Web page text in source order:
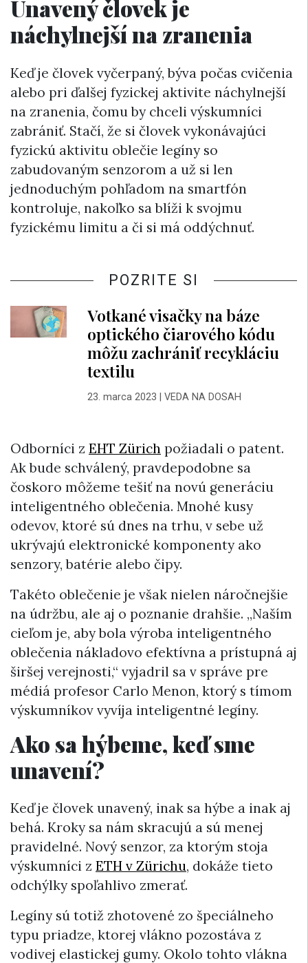
Unavený človek je
náchylnejší na zranenia
Keď je človek vyčerpaný, býva počas cvičenia
alebo pri ďalšej fyzickej aktivite náchylnejší
na zranenia, čomu by chceli výskumníci
zabrániť. Stačí, že si človek vykonávajúci
fyzickú aktivitu oblečie legíny so
zabudovaným senzorom a už si len
jednoduchým pohľadom na smartfón
kontroluje, nakoľko sa blíži k svojmu
fyzickému limitu a či si má oddýchnuť.
POZRITE SI
Votkané visačky na báze
optického čiarového kódu
môžu zachrániť recykláciu
textilu
23. marca 2023 VEDA NA DOSAH
Odborníci z EHT Zürich požiadali o patent.
Ak bude schválený, pravdepodobne sa
čoskoro môžeme tešiť na novú generáciu
inteligentného oblečenia. Mnohé kusy
odevov, ktoré sú dnes na trhu, v sebe už
ukrývajú elektronické komponenty ako
senzory, batérie alebo čipy.
Takéto oblečenie je však nielen náročnejšie
na údržbu, ale aj o poznanie drahšie. „Naším
cieľom je, aby bola výroba inteligentného
oblečenia nákladovo efektívna a prístupná aj
širšej verejnosti,“ vyjadril sa v správe pre
médiá profesor Carlo Menon, ktorý s tímom
výskumníkov vyvíja inteligentné legíny.
Ako sa hýbeme, keď sme
unavení?
Keď je človek unavený, inak sa hýbe a inak aj
behá. Kroky sa nám skracujú a sú menej
pravidelné. Nový senzor, za ktorým stoja
výskumníci z ETH v Zürichu, dokáže tieto
odchýlky spoľahlivo zmerať.
Legíny sú totiž zhotovené zo špeciálneho
typu priadze, ktorej vlákno pozostáva z
vodivej elastickej gumy. Okolo tohto vlákna